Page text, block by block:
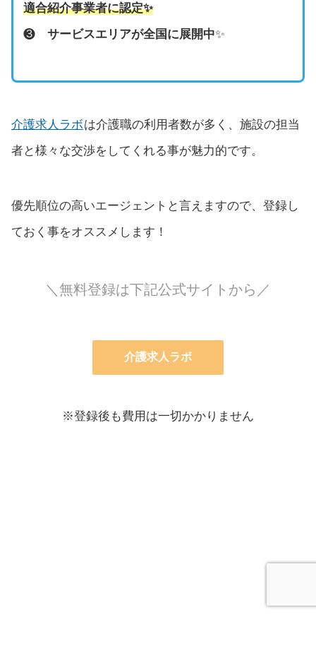
適合紹介事業者に認定✨
❸ サービスエリアが全国に展開中✨
介護求人ラボは介護職の利用者数が多く、施設の担当
者と様々な交渉をしてくれる事が魅力的です。
優先順位の高いエージェントと言えますので、登録し
ておく事をオススメします！
＼無料登録は下記公式サイトから／
介護求人ラボ
※登録後も費用は一切かかりません